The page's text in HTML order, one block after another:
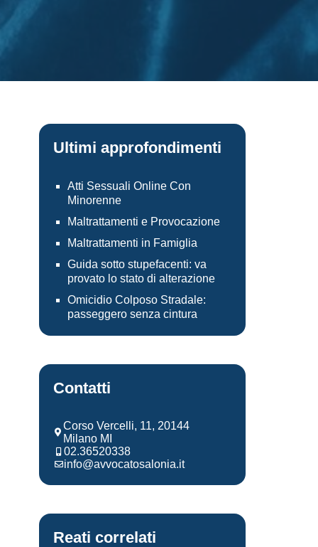
Ultimi approfondimenti
Atti Sessuali Online Con
Minorenne
Maltrattamenti e Provocazione
Maltrattamenti in Famiglia
Guida sotto stupefacenti: va
provato lo stato di alterazione
Omicidio Colposo Stradale:
passeggero senza cintura
Contatti
Corso Vercelli, 11, 20144
Milano MI
02.36520338
info@avvocatosalonia.it
Reati correlati